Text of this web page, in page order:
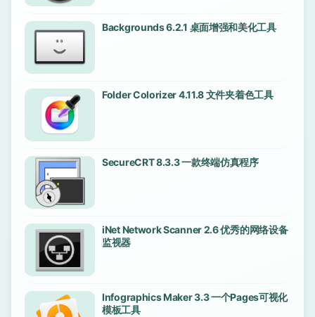
Backgrounds 6.2.1 桌面增强和美化工具
Folder Colorizer 4.11.8 文件夹着色工具
SecureCRT 8.3.3 一款终端仿真程序
iNet Network Scanner 2.6 优秀的网络设备
监视器
Infographics Maker 3.3 一个Pages可视化
模板工具